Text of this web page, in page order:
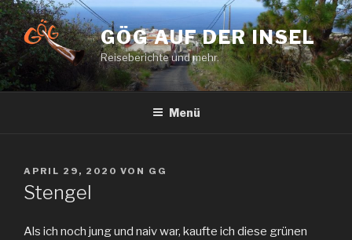
Zum
Inhalt
springen
GÖG AUF DER INSEL
Reiseberichte und mehr.
Menü
VERÖFFENTLICHT
AM
APRIL 29, 2020 VON GG
Stengel
Als ich noch jung und naiv war, kaufte ich diese grünen